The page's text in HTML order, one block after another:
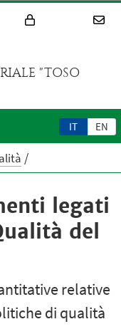
"TOSO
IT EN
legati
del
relative
di qualità